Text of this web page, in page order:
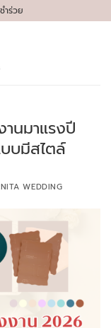
ำร่วย
นมาแรงปี
บมีสไตล์
WEDDING